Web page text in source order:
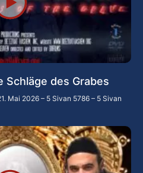
Schläge des Grabes
Mai 2026 – 5 Sivan 5786 – 5 Sivan